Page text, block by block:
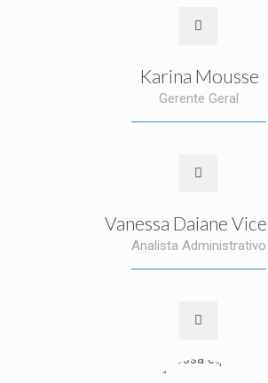
Karina Mousse
Gerente Geral
Vanessa Daiane
Analista Administrativo